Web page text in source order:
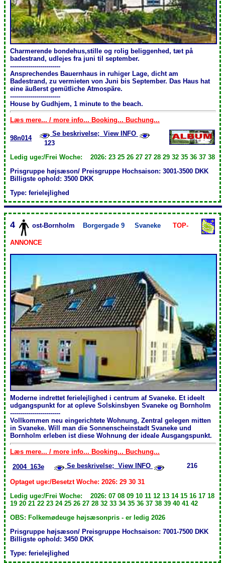
Charmerende bondehus,stille og rolig beliggenhed, tæt på
badestrand, udlejes fra juni til september.
-------------------------
Ansprechendes Bauernhaus in ruhiger Lage, dicht am
Badestrand, zu vermieten von Juni bis September. Das Haus hat
eine äußerst gemütliche Atmospäre.
-------------------------
House by Gudhjem, 1 minute to the beach.
Læs mere... / more info... Booking... Buchung...
98n014
Se beskrivelse; View INFO
123
Ledig uge:/Frei Woche: 2026: 23 25 26 27 27 28 29 32 35 36 37 38
Prisgruppe højsæson/ Preisgruppe Hochsaison: 3001-3500 DKK
Billigste ophold: 3500 DKK
Type: ferielejlighed
4 ost-Bornholm Borgergade 9 Svaneke TOP-
ANNONCE
Moderne indrettet ferielejlighed i centrum af Svaneke. Et ideelt
udgangspunkt for at opleve Solskinsbyen Svaneke og Bornholm
-------------------------
Vollkommen neu eingerichtete Wohnung, Zentral gelegen mitten
in Svaneke. Will man die Sonnenscheinstadt Svaneke und
Bornholm erleben ist diese Wohnung der ideale Ausgangspunkt.
Læs mere... / more info... Booking... Buchung...
2004_163e
Se beskrivelse; View INFO 216
Optaget uge:/Besetzt Woche: 2026: 29 30 31
Ledig uge:/Frei Woche: 2026: 07 08 09 10 11 12 13 14 15 16 17 18
19 20 21 22 23 24 25 26 27 28 32 33 34 35 36 37 38 39 40 41 42
OBS: Folkemødeuge højsæsonpris - er ledig 2026
Prisgruppe højsæson/ Preisgruppe Hochsaison: 7001-7500 DKK
Billigste ophold: 3450 DKK
Type: ferielejlighed